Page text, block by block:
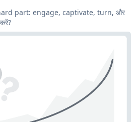
part: engage, captivate, turn, और